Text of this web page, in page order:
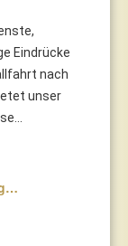
Eindrücke
nach
unser